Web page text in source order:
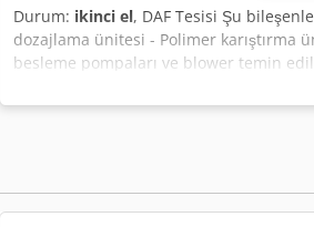
Durum: ikinci el, DAF Tesisi Şu
dozajlama ünitesi - Polimer karıştırma
besleme pompaları ve blower temin